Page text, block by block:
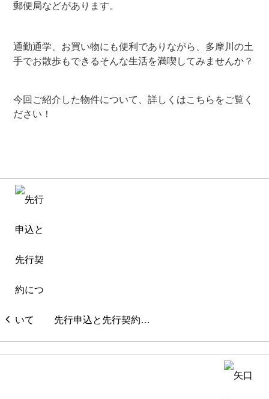
郵便局などがあります。
通勤通学、お買い物にも便利でありながら、多摩川の土
手でお散歩もできるそんな生活を満喫してみませんか？
今回ご紹介した物件について、詳しくはこちらをご覧く
ださい！
先行申込と先行契約…